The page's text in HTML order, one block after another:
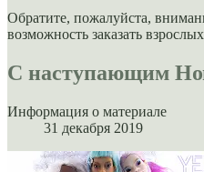
Обратите, пожалуйста,
возможность заказать
С наступающим
Информация о материале
31 декабря 2019